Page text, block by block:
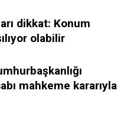
dikkat: Konum
olabilir
mahkeme kararıyla